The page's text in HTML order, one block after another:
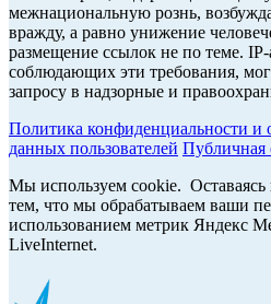
межнациональную рознь,
вражду, а равно унижение
размещение ссылок не по теме. IP-
соблюдающих эти требования,
запросу в надзорные и
Политика конфиденциальности и
данных пользователей Публичная
Мы используем cookie. Оставаясь
тем, что мы обрабатываем ваши
использованием метрик Яндекс
LiveInternet.